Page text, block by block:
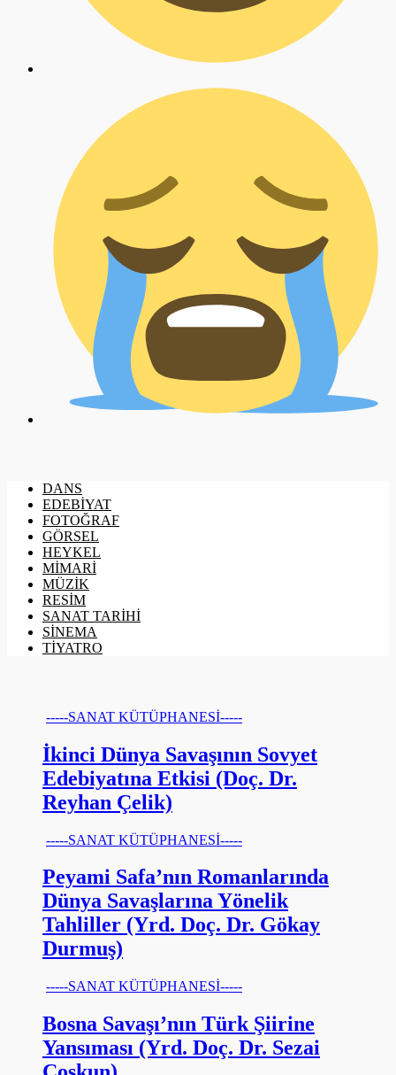
DANS
EDEBİYAT
FOTOĞRAF
GÖRSEL
HEYKEL
MİMARİ
MÜZİK
RESİM
SANAT TARİHİ
SİNEMA
TİYATRO
-----SANAT KÜTÜPHANESİ-----
İkinci Dünya Savaşının Sovyet
Edebiyatına Etkisi (Doç. Dr.
Reyhan Çelik)
-----SANAT KÜTÜPHANESİ-----
Peyami Safa’nın Romanlarında
Dünya Savaşlarına Yönelik
Tahliller (Yrd. Doç. Dr. Gökay
Durmuş)
-----SANAT KÜTÜPHANESİ-----
Bosna Savaşı’nın Türk Şiirine
Yansıması (Yrd. Doç. Dr. Sezai